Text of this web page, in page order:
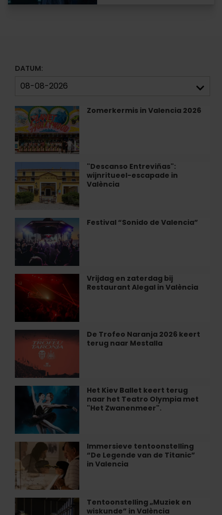
DATUM:
Zomerkermis in Valencia 2026
Zomerkermis
in
Valencia
2026
"Descanso Entreviñas":
wijnritueel-escapade in
València
"Descanso
Entreviñas":
wijnritueel-
escapade
in
València
Festival “Sonido de Valencia”
Festival
“Sonido
de
Valencia”
Vrijdag en zaterdag bij
Restaurant Alegal in València
Vrijdag
en
zaterdag
bij
Restaurant
Alegal
València
De Trofeo Naranja 2026 keert
terug naar Mestalla
De
Trofeo
Naranja
2026
keert
terug
naar
Mestalla
Het Kiev Ballet keert terug
naar het Teatro Olympia met
"Het Zwanenmeer".
terug
naar
Olympia
met
Zwanenmeer".
Immersieve tentoonstelling
“De Legende van de Titanic”
in Valencia
Immersieve
tentoonstelling
“De
Legende
van
de
Titanic”
Tentoonstelling „Muziek en
wiskunde” in València
Tentoonstelling